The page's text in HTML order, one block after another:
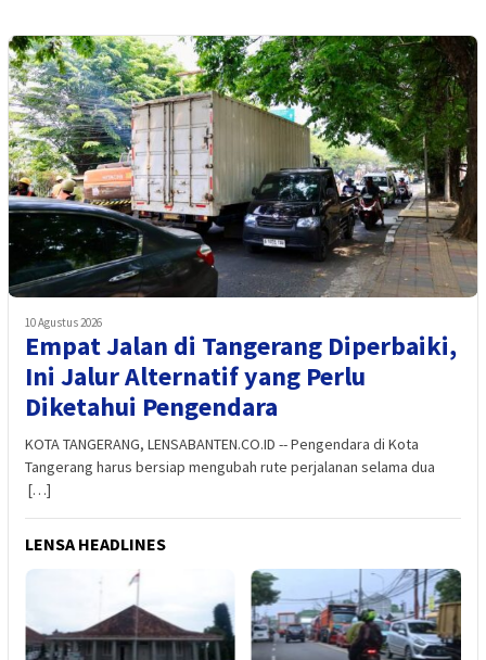
10 Agustus 2026
Empat Jalan di Tangerang Diperbaiki,
Ini Jalur Alternatif yang Perlu
Diketahui Pengendara
KOTA TANGERANG, LENSABANTEN.CO.ID -- Pengendara di Kota
Tangerang harus bersiap mengubah rute perjalanan selama dua
[…]
LENSA HEADLINES